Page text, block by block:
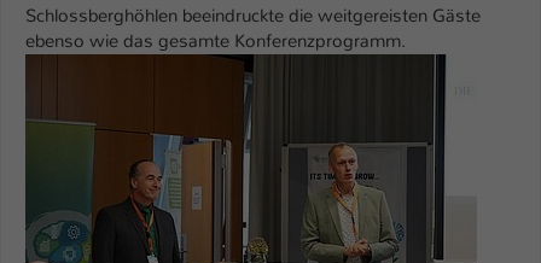
Schlossberghöhlen beeindruckte die weitgereisten Gäste
ebenso wie das gesamte Konferenzprogramm.